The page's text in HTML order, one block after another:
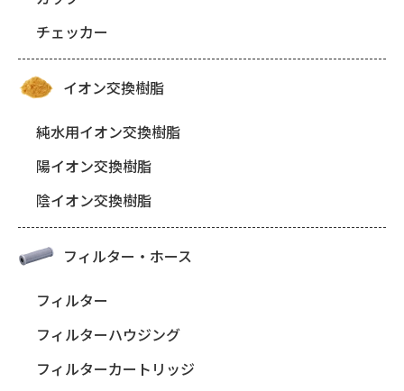
チェッカー
イオン交換樹脂
純水用イオン交換樹脂
陽イオン交換樹脂
陰イオン交換樹脂
フィルター・ホース
フィルター
フィルターハウジング
フィルターカートリッジ